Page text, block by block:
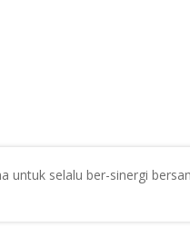
untuk selalu ber-sinergi